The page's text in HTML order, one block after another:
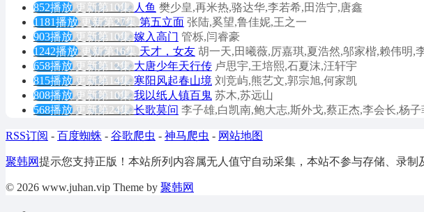
852播放 更新第10集 人鱼 樊少皇,再米热,骆达华,李若希,田浩宁,唐鑫
1181播放 更新第27集 第五立面 张陆,奚望,鲁佳妮,王之一
903播放 更新第10集 嫁入高门 管栎,闫睿豪
1242播放 更新第16集 天才，女友 胡一天,田曦薇,厉嘉琪,夏浩然,邬家楷,赖伟明,
658播放 更新第12集 大唐少年天行传 卢思宇,王培熙,石夏沫,汪轩宇
815播放 更新第14集 寒阳风起春山境 刘竞屿,熊艺文,郭宗旭,何家凯
808播放 更新第10集 我以纸人镇百鬼 苏木,苏远山
568播放 更新第24集 长歌莫问 李子雄,白凯南,鲍大志,斯外戈,蔡正杰,李会长,杨
RSS订阅 - 百度蜘蛛 - 谷歌爬虫 - 神马爬虫 - 网站地图
聚韩网提示您支持正版！本站所列内容属无人值守自动采集，本站不参与存储、录
© 2026 www.juhan.vip Theme by 聚韩网